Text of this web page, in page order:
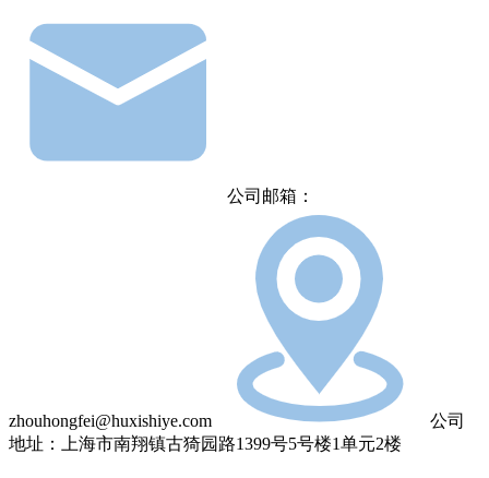
公司邮箱：
zhouhongfei@huxishiye.com
公司
地址：上海市南翔镇古猗园路1399号5号楼1单元2楼